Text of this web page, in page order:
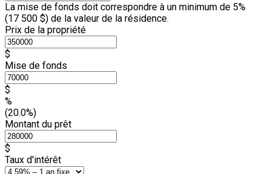
La mise de fonds doit correspondre à un minimum de 5%
(17 500 $) de la valeur de la résidence.
Prix de la propriété
$
Mise de fonds
$
%
(20.0%)
Montant du prêt
$
Taux d'intérêt